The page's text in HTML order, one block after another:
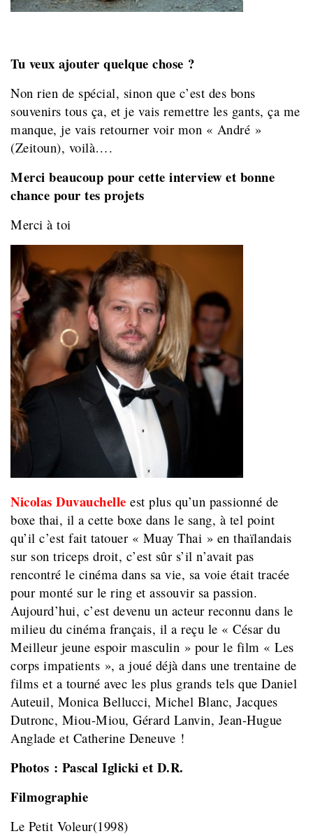
Tu veux ajouter quelque chose ?
Non rien de spécial, sinon que c’est des bons
souvenirs tous ça, et je vais remettre les gants, ça me
manque, je vais retourner voir mon « André »
(Zeitoun), voilà….
Merci beaucoup pour cette interview et bonne
chance pour tes projets
Merci à toi
Nicolas Duvauchelle est plus qu’un passionné de
boxe thai, il a cette boxe dans le sang, à tel point
qu’il c’est fait tatouer « Muay Thai » en thaïlandais
sur son triceps droit, c’est sûr s’il n’avait pas
rencontré le cinéma dans sa vie, sa voie était tracée
pour monté sur le ring et assouvir sa passion.
Aujourd’hui, c’est devenu un acteur reconnu dans le
milieu du cinéma français, il a reçu le « César du
Meilleur jeune espoir masculin » pour le film « Les
corps impatients », a joué déjà dans une trentaine de
films et a tourné avec les plus grands tels que Daniel
Auteuil, Monica Bellucci, Michel Blanc, Jacques
Dutronc, Miou-Miou, Gérard Lanvin, Jean-Hugue
Anglade et Catherine Deneuve !
Photos : Pascal Iglicki et D.R.
Filmographie
Le Petit Voleur(1998)